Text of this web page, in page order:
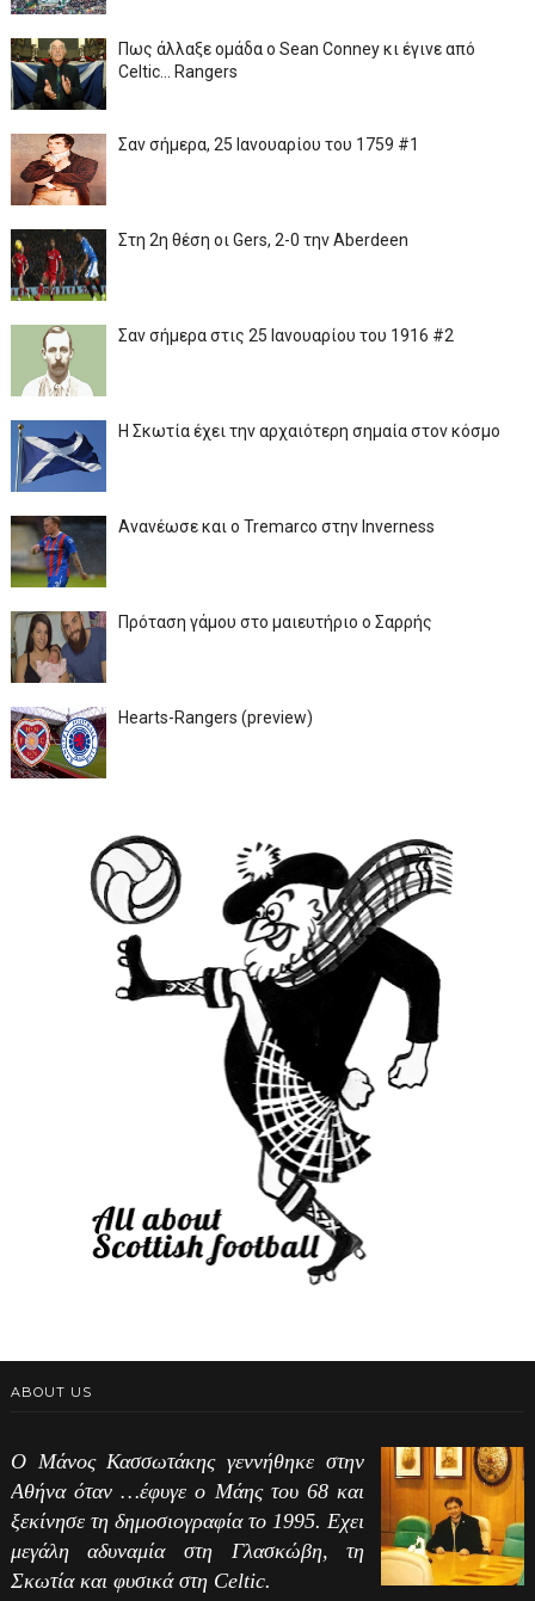
Πως άλλαξε ομάδα ο Sean Conney κι έγινε από
Celtic... Rangers
Σαν σήμερα, 25 Ιανουαρίου του 1759 #1
Στη 2η θέση οι Gers, 2-0 την Aberdeen
Σαν σήμερα στις 25 Ιανουαρίου του 1916 #2
Η Σκωτία έχει την αρχαιότερη σημαία στον κόσμο
Ανανέωσε και ο Tremarco στην Inverness
Πρόταση γάμου στο μαιευτήριο ο Σαρρής
Hearts-Rangers (preview)
ABOUT US
Ο Μάνος Κασσωτάκης γεννήθηκε στην
Αθήνα όταν …έφυγε ο Μάης του 68 και
ξεκίνησε τη δημοσιογραφία το 1995. Εχει
μεγάλη αδυναμία στη Γλασκώβη, τη
Σκωτία και φυσικά στη Celtic.